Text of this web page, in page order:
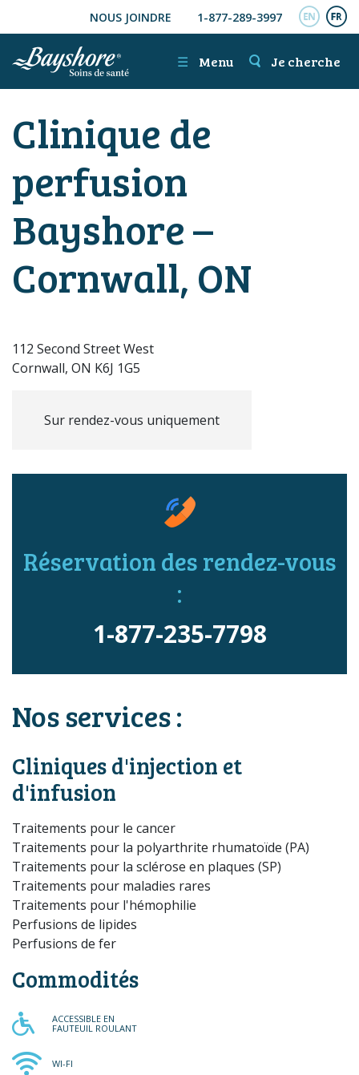
ALLER AU CONTENU PRINCIPAL
NOUS JOINDRE 1-877-289-3997
☰ Menu Je cherche
Clinique de
perfusion
Bayshore –
Cornwall, ON
112 Second Street West
Cornwall, ON K6J 1G5
Sur rendez-vous uniquement
Réservation des rendez-vous
:
1-877-235-7798
Nos services :
Cliniques d'injection et
d'infusion
Traitements pour le cancer
Traitements pour la polyarthrite rhumatoïde (PA)
Traitements pour la sclérose en plaques (SP)
Traitements pour maladies rares
Traitements pour l'hémophilie
Perfusions de lipides
Perfusions de fer
Commodités
ACCESSIBLE EN FAUTEUIL
ACCESSIBLE EN
FAUTEUIL ROULANT
WI-FI
WI-FI